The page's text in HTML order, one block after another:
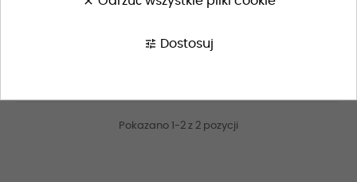
59,90 zł
Pokazano 1-2 z 2 pozycji
tune Dostosuj